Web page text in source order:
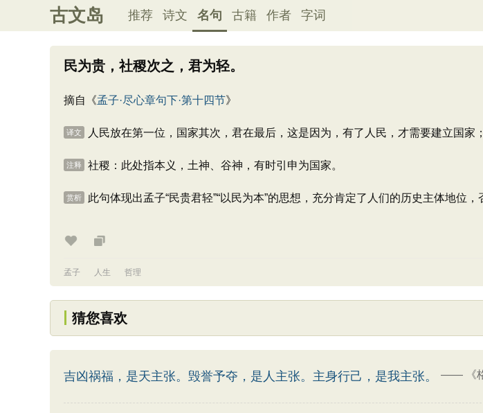
古文岛 推荐 诗文 名句 古籍 作者 字词
民为贵，社稷次之，君为轻。
摘自《孟子·尽心章句下·第十四节》
译文 人民放在第一位，国家其次，君在最后，这是因为，有了人民，才需要建立国家
注释 社稷：此处指本义，土神、谷神，有时引申为国家。
赏析 此句体现出孟子“民贵君轻”“以民为本”的思想，充分肯定了人们的历史主体地位
孟子 人生 哲理
猜您喜欢
吉凶祸福，是天主张。毁誉予夺，是人主张。主身行己，是我主张。 ——